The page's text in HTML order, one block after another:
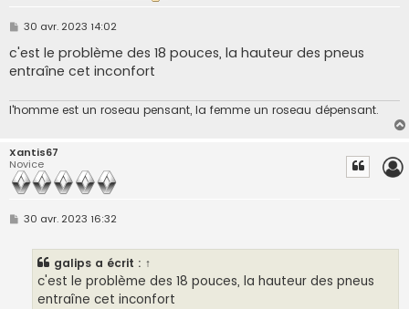
M
s
s
a
e
30 avr. 2023 14:02
c'est le problème des 18 pouces, la hauteur des pneus
entraîne cet inconfort
l'homme est un roseau pensant, la femme un roseau dépensant.
Xantis67
Novice
M
30 avr. 2023 16:32
galips a écrit : ↑
c'est le problème des 18 pouces, la hauteur des pneus
entraîne cet inconfort